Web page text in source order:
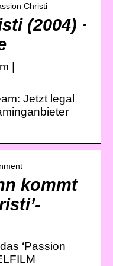
Christi
(2004) ·
|
Jetzt legal
kommt
‘Passion